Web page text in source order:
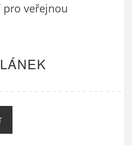
pro veřejnou